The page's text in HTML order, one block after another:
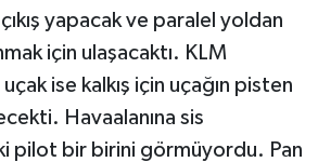
çıkış yapacak ve paralel yoldan
için ulaşacaktı. KLM
ise kalkış için uçağın pisten
Havaalanına sis
pilot bir birini görmüyordu. Pan